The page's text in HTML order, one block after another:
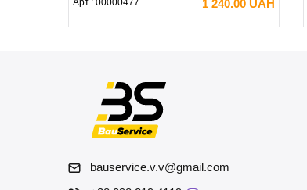
Арт.: 00000477 1 240.00 UAH
В КОРЗИНУ
bauservice.v.v@gmail.com